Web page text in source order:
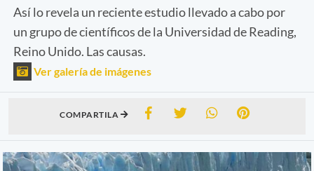
Así lo revela un reciente estudio llevado a cabo por
un grupo de científicos de la Universidad de Reading,
Reino Unido. Las causas.
Ver galería de imágenes
COMPARTILA